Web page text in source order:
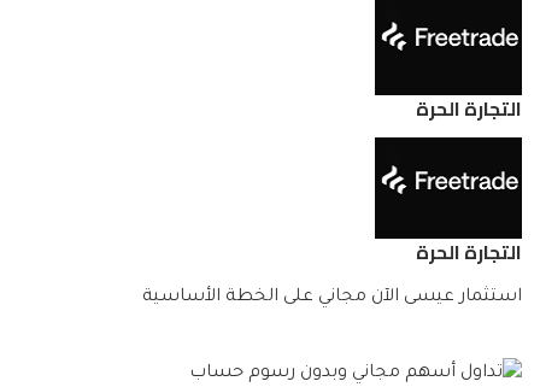
التجارة الحرة
التجارة الحرة
استثمار عيسى الآن مجاني على الخطة الأساسية